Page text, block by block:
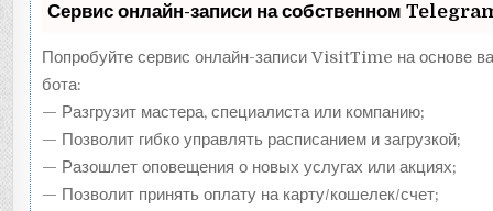
Сервис онлайн-записи на собственном
Попробуйте сервис онлайн-записи VisitTime на основе
бота:
— Разгрузит мастера, специалиста или компанию;
— Позволит гибко управлять расписанием и загрузкой;
— Разошлет оповещения о новых услугах или акциях;
— Позволит принять оплату на карту/кошелек/счет;